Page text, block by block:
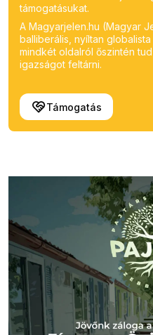
támogatásukat.
A Magyarjelen.hu (Magyar
balliberális, nyíltan
mindkét oldalról őszintén
igazságot feltárni.
Támogatás